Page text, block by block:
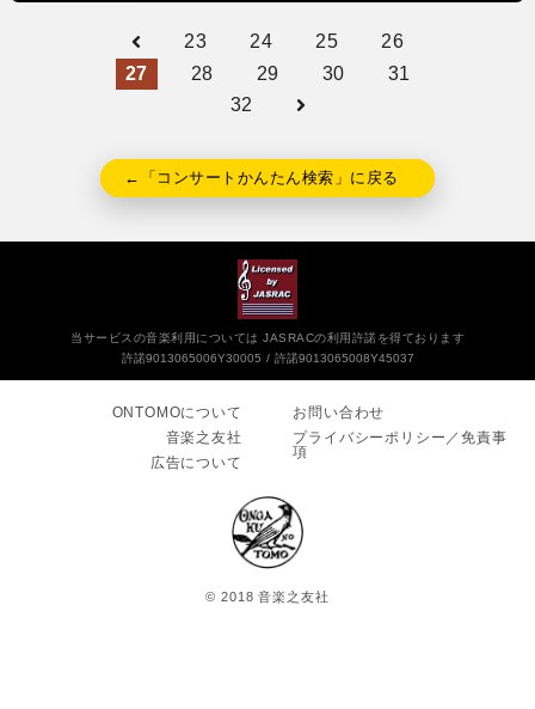
23 24 25
26
27
28 29 30
31
32
←「コンサートかんたん検索」に戻る
当サービスの音楽利用については JASRACの利用許諾を得ております
許諾9013065006Y30005
許諾9013065008Y45037
ONTOMOについて
音楽之友社
広告について
お問い合わせ
プライバシーポリシー／免責事
項
© 2018 音楽之友社